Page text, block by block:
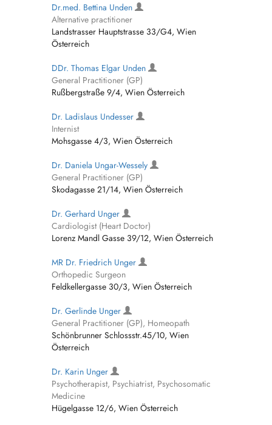
Dr.med. Bettina Unden
Alternative practitioner
Landstrasser Hauptstrasse 33/G4, Wien
Österreich
DDr. Thomas Elgar Unden
General Practitioner (GP)
Rußbergstraße 9/4, Wien Österreich
Dr. Ladislaus Undesser
Internist
Mohsgasse 4/3, Wien Österreich
Dr. Daniela Ungar-Wessely
General Practitioner (GP)
Skodagasse 21/14, Wien Österreich
Dr. Gerhard Unger
Cardiologist (Heart Doctor)
Lorenz Mandl Gasse 39/12, Wien Österreich
MR Dr. Friedrich Unger
Orthopedic Surgeon
Feldkellergasse 30/3, Wien Österreich
Dr. Gerlinde Unger
General Practitioner (GP), Homeopath
Schönbrunner Schlossstr.45/10, Wien
Österreich
Dr. Karin Unger
Psychotherapist, Psychiatrist, Psychosomatic
Medicine
Hügelgasse 12/6, Wien Österreich